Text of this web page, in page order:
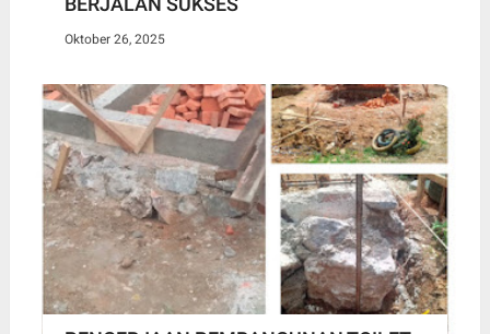
Oktober 26, 2025